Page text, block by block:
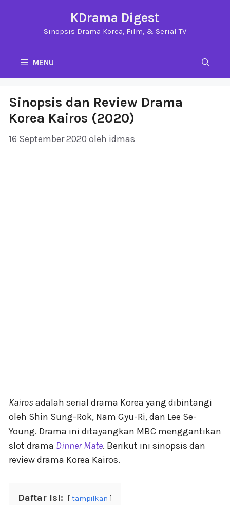
KDrama Digest
Sinopsis Drama Korea, Film, & Serial TV
MENU
Sinopsis dan Review Drama
Korea Kairos (2020)
16 September 2020 oleh idmas
Kairos adalah serial drama Korea yang dibintangi
oleh Shin Sung-Rok, Nam Gyu-Ri, dan Lee Se-
Young. Drama ini ditayangkan MBC menggantikan
slot drama Dinner Mate. Berikut ini sinopsis dan
review drama Korea Kairos.
Daftar Isi: tampilkan